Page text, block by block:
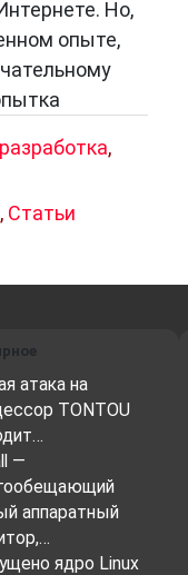
Но,
опыте,
,
, Статьи
атака на
TONTOU
—
аппаратный
ядро Linux